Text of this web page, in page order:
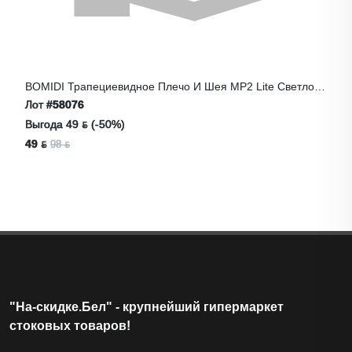
BOMIDI Трапециевидное Плечо И Шея MP2 Lite Светло-
Зеленый, Тип-C
Лот#58076
Выгода 49 ƃ (-50%)
49 ƃ 98 ƃ
"На-скидке.Бел" - крупнейший гипермаркет
стоковых товаров!